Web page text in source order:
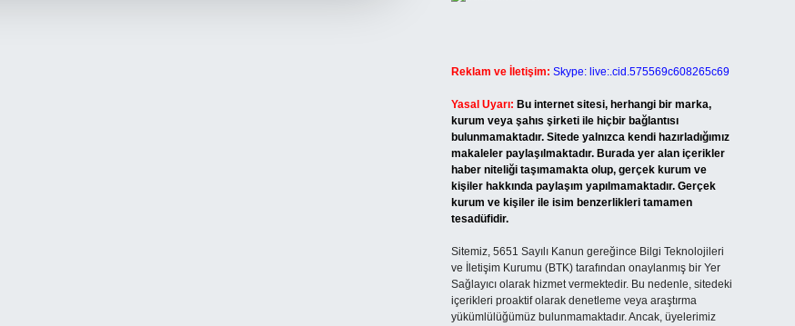
Reklam ve İletişim: Skype: live:.cid.575569c608265c69
Yasal Uyarı: Bu internet sitesi, herhangi bir marka,
kurum veya şahıs şirketi ile hiçbir bağlantısı
bulunmamaktadır. Sitede yalnızca kendi hazırladığımız
makaleler paylaşılmaktadır. Burada yer alan içerikler
haber niteliği taşımamakta olup, gerçek kurum ve
kişiler hakkında paylaşım yapılmamaktadır. Gerçek
kurum ve kişiler ile isim benzerlikleri tamamen
tesadüfidir.
Sitemiz, 5651 Sayılı Kanun gereğince Bilgi Teknolojileri
ve İletişim Kurumu (BTK) tarafından onaylanmış bir Yer
Sağlayıcı olarak hizmet vermektedir. Bu nedenle, sitedeki
içerikleri proaktif olarak denetleme veya araştırma
yükümlülüğümüz bulunmamaktadır. Ancak, üyelerimiz